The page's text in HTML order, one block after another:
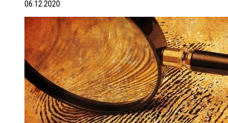
06.12.2020